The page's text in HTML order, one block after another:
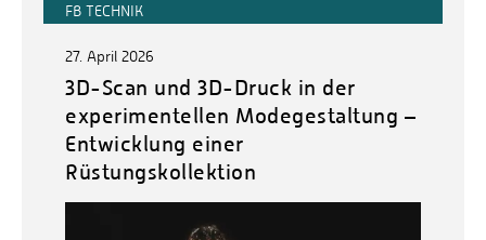
FB TECHNIK
27. April 2026
3D-Scan und 3D-Druck in der
experimentellen Modegestaltung –
Entwicklung einer
Rüstungskollektion